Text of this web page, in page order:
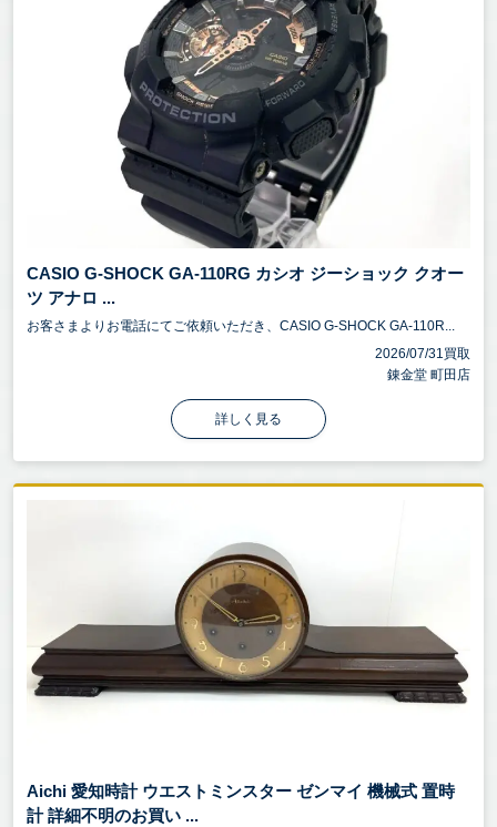
CASIO G-SHOCK GA-110RG カシオ ジーショック クオー
ツ アナロ ...
お客さまよりお電話にてご依頼いただき、CASIO G-SHOCK GA-110R...
2026/07/31買取
錬金堂 町田店
詳しく見る
Aichi 愛知時計 ウエストミンスター ゼンマイ 機械式 置時
計 詳細不明のお買い ...